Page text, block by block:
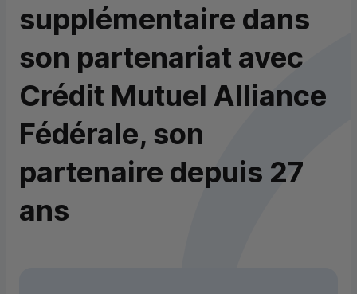
supplémentaire dans
son partenariat avec
Crédit Mutuel Alliance
Fédérale, son
partenaire depuis 27
ans